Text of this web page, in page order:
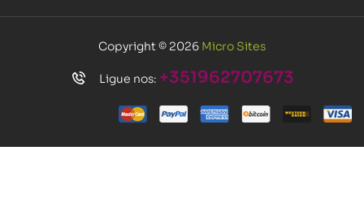
Copyright © 2026 Micro Sites
Ligue nos: +351962707673